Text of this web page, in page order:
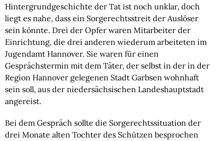
Hintergrundgeschichte der Tat ist noch unklar, doch
liegt es nahe, dass ein Sorgerechtsstreit der Auslöser
sein könnte. Drei der Opfer waren Mitarbeiter der
Einrichtung, die drei anderen wiederum arbeiteten im
Jugendamt Hannover. Sie waren für einen
Gesprächstermin mit dem Täter, der selbst in der in der
Region Hannover gelegenen Stadt Garbsen wohnhaft
sein soll, aus der niedersächsischen Landeshauptstadt
angereist.
Bei dem Gespräch sollte die Sorgerechtssituation der
drei Monate alten Tochter des Schützen besprochen